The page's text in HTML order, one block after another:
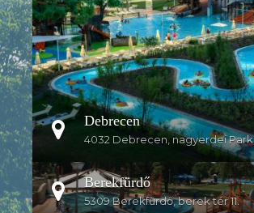
SZCZEGÓŁY
Debrecen
4032 Debrecen, nagyerdei Park
Berekfürdő
5309 Berekfürdő, berek tér 11.